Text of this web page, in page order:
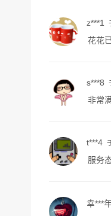
z***1
花花
s***8
非常
t***4
服务
幸***